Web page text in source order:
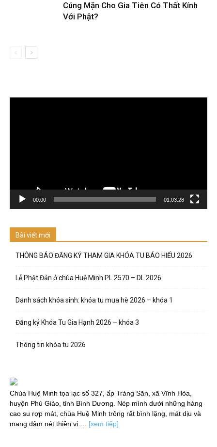
Cúng Mặn Cho Gia Tiên Có Thất Kính
Với Phật?
00:00 01:03:28
Bài viết mới
THÔNG BÁO ĐĂNG KÝ THAM GIA KHÓA TU BÁO HIẾU 2026
Lễ Phật Đản ở chùa Huệ Minh PL.2570 – DL.2026
Danh sách khóa sinh: khóa tu mua hè 2026 – khóa 1
Đăng ký Khóa Tu Gia Hạnh 2026 – khóa 3
Thông tin khóa tu 2026
Chùa Huệ Minh tọa lạc số 327, ấp Trảng Săn, xã Vĩnh Hòa,
huyện Phú Giáo, tỉnh Bình Dương. Nép mình dưới những hàng
cao su rợp mát, chùa Huệ Minh trông rất bình lặng, mát dịu và
mang đậm nét thiền vị…. [xem tiếp]